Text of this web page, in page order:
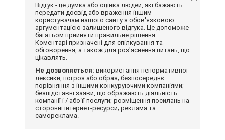
Відгук - це думка або оцінка людей, які бажають
передати досвід або враження іншим
користувачам нашого сайту з обов'язковою
аргументацією залишеного відгука. Це допоможе
багатьом прийняти правильне рішення.
Коментарі призначені для спілкування та
обговорення, а також для роз'яснення питань, що
цікавлять.
Не дозволяється: використання ненормативної
лексики, погроз або образ; безпосереднє
порівняння з іншими конкуруючими компаніями;
безпідставні заяви, що ображають діяльність
компанії і / або її послуги; розміщення посилань на
сторонні інтернет-ресурси; реклама та
самореклама.